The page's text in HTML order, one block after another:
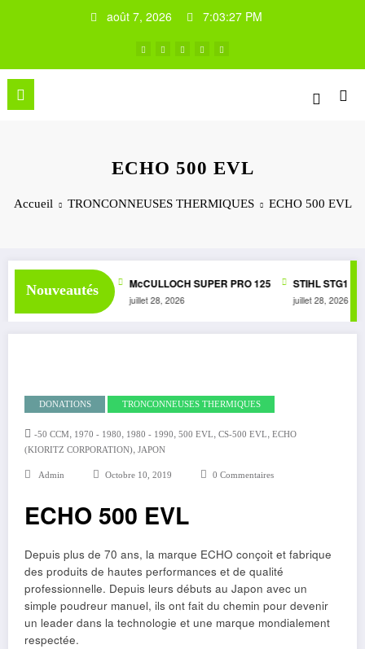
août 7, 2026 7:03:27 PM
ECHO 500 EVL
Accueil TRONCONNEUSES THERMIQUES ECHO 500 EVL
Nouveautés
1050 AUTOMATIC McCULLOCH SUPER PRO 125
juillet 28, 2026
STIHL STG1
juillet 28, 2026
DONATIONS TRONCONNEUSES THERMIQUES
-50 CCM, 1970 - 1980, 1980 - 1990, 500 EVL, CS-500 EVL, ECHO
(KIORITZ CORPORATION), JAPON
Admin Octobre 10, 2019 0 Commentaires
ECHO 500 EVL
Depuis plus de 70 ans, la marque ECHO conçoit et fabrique
des produits de hautes performances et de qualité
professionnelle. Depuis leurs débuts au Japon avec un
simple poudreur manuel, ils ont fait du chemin pour devenir
un leader dans la technologie et une marque mondialement
respectée.